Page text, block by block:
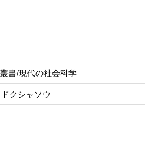
書/現代の社会科学
ドクシャソウ